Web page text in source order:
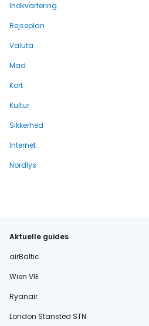
Indkvartering
Rejseplan
Valuta
Mad
Kort
Kultur
Sikkerhed
Internet
Nordlys
Aktuelle guides
airBaltic
Wien VIE
Ryanair
London Stansted STN